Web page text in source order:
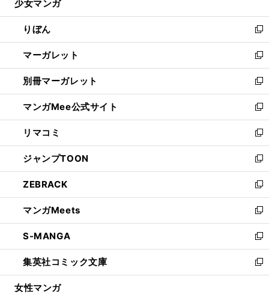
開
く
ウ
で
開
く
ン
ド
ウ
で
開
く
ウ
ィ
ン
ド
ウ
で
開
く
少女マンガ
りぼん
新
し
い
ウ
ィ
ン
ド
ウ
で
開
く
マーガレット
新
し
い
ウ
ィ
ン
ド
ウ
で
開
く
別冊マーガレット
新
し
い
ウ
ィ
ン
ド
ウ
で
開
く
マンガMee公式サイト
新
し
い
ウ
ィ
ン
ド
ウ
で
開
く
リマコミ
新
し
い
ウ
ィ
ン
ド
ウ
で
開
く
ジャンプTOON
新
し
い
ウ
ィ
ン
ド
ウ
で
開
ZEBRACK
新
し
い
ウ
ィ
ン
ド
ウ
マンガMeets
新
し
い
ウ
ィ
ン
S-MANGA
新
し
い
ウ
集英社コミック文庫
新
し
女性マンガ